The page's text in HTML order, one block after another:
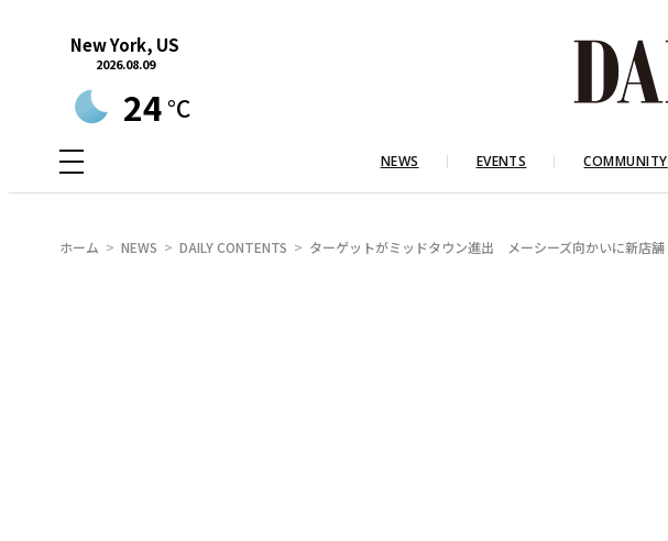
New York, US
2026.08.09
24°C
NEWS EVENTS COMMUNITY
ホーム NEWS DAILY CONTENTS ターゲットがミッドタウン進出 メーシーズ向かいに新店舗